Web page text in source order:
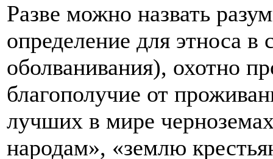
Разве можно назвать
определение для этноса в
оболванивания), охотно
благополучие от
лучших в мире
народам», «землю